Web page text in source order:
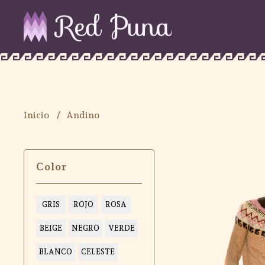
Inicio Andino
Color
GRIS ROJO ROSA
BEIGE NEGRO VERDE
BLANCO CELESTE